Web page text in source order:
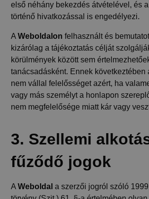
első néhány bekezdés átvételével, és
történő hivatkozással is engedélyezi.
AWeboldalon felhasznált és
kizárólag a tájékoztatás célját
körülmények között sem
tanácsadásként. Ennek következtében
nem vállal felelősséget azért, ha
vagy más személyt a honlapon
nem megfelelősége miatt kár vagy
3. Szellemi
fűződő jogok
AWeboldal a szerzői jogról szóló